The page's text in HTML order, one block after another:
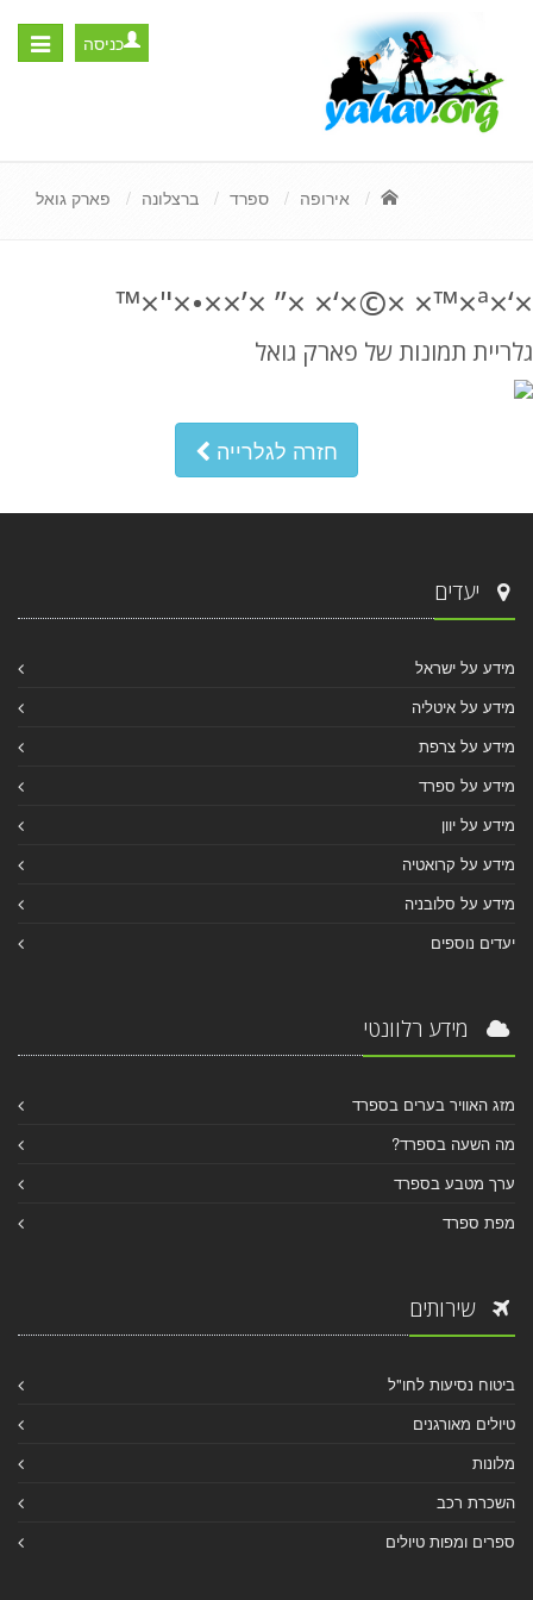
Toggle
כניסה
אירופה ספרד ברצלונה פארק גואל
×‘×ª×™× ×©×‘× ×” ×’××•×"×™
גלריית תמונות של פארק גואל
חזרה לגלרייה
יעדים
מידע על ישראל
מידע על איטליה
מידע על צרפת
מידע על ספרד
מידע על יוון
מידע על קרואטיה
מידע על סלובניה
יעדים נוספים
מידע רלוונטי
מזג האוויר בערים בספרד
מה השעה בספרד?
ערך מטבע בספרד
מפת ספרד
שירותים
ביטוח נסיעות לחו"ל
טיולים מאורגנים
מלונות
השכרת רכב
ספרים ומפות טיולים